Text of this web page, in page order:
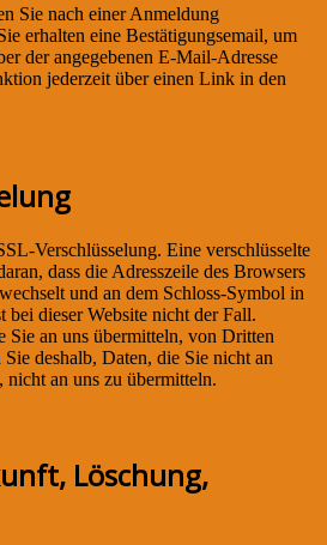
Sie nach einer Anmeldung
erhalten eine Bestätigungsemail, um
der angegebenen E-Mail-Adresse
jederzeit über einen Link in den
Verschlüsselung. Eine verschlüsselte
dass die Adresszeile des Browsers
und an dem Schloss-Symbol in
dieser Website nicht der Fall.
Sie an uns übermitteln, von Dritten
deshalb, Daten, die Sie nicht an
nicht an uns zu übermitteln.
Löschung,